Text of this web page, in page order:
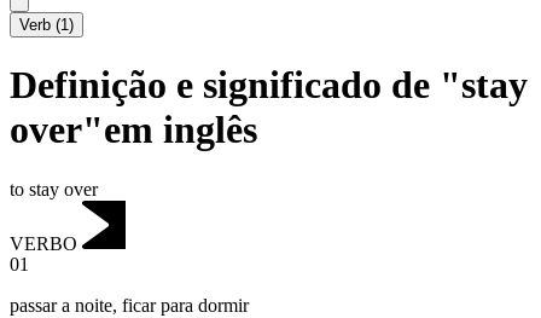
Verb (1)
Definição e significado de "stay
over"em inglês
to stay over
VERBO
01
passar a noite, ficar para dormir